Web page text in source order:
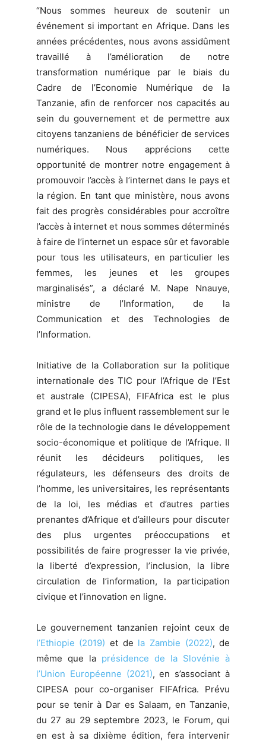
“Nous sommes heureux de soutenir un
événement si important en Afrique. Dans les
années précédentes, nous avons assidûment
travaillé à l’amélioration de notre
transformation numérique par le biais du
Cadre de l’Economie Numérique de la
Tanzanie, afin de renforcer nos capacités au
sein du gouvernement et de permettre aux
citoyens tanzaniens de bénéficier de services
numériques. Nous apprécions cette
opportunité de montrer notre engagement à
promouvoir l’accès à l’internet dans le pays et
la région. En tant que ministère, nous avons
fait des progrès considérables pour accroître
l’accès à internet et nous sommes déterminés
à faire de l’internet un espace sûr et favorable
pour tous les utilisateurs, en particulier les
femmes, les jeunes et les groupes
marginalisés”, a déclaré M. Nape Nnauye,
ministre de l’Information, de la
Communication et des Technologies de
l’Information.
Initiative de la Collaboration sur la politique
internationale des TIC pour l’Afrique de l’Est
et australe (CIPESA), FIFAfrica est le plus
grand et le plus influent rassemblement sur le
rôle de la technologie dans le développement
socio-économique et politique de l’Afrique. Il
réunit les décideurs politiques, les
régulateurs, les défenseurs des droits de
l’homme, les universitaires, les représentants
de la loi, les médias et d’autres parties
prenantes d’Afrique et d’ailleurs pour discuter
des plus urgentes préoccupations et
possibilités de faire progresser la vie privée,
la liberté d’expression, l’inclusion, la libre
circulation de l’information, la participation
civique et l’innovation en ligne.
Le gouvernement tanzanien rejoint ceux de
l’Ethiopie (2019) et de la Zambie (2022), de
même que la présidence de la Slovénie à
l’Union Européenne (2021), en s’associant à
CIPESA pour co-organiser FIFAfrica. Prévu
pour se tenir à Dar es Salaam, en Tanzanie,
du 27 au 29 septembre 2023, le Forum, qui
en est à sa dixième édition, fera intervenir